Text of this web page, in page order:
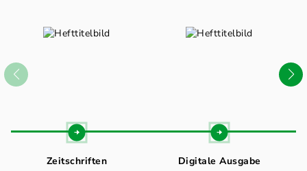
Zeitschriften
Digitale Ausgabe